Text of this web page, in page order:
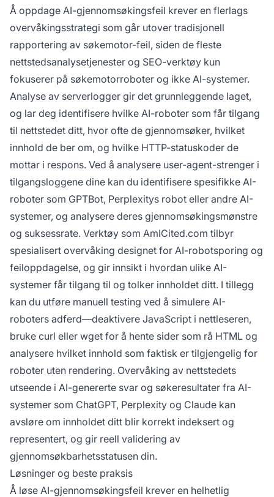
Å oppdage AI-gjennomsøkingsfeil krever en flerlags
overvåkingsstrategi som går utover tradisjonell
rapportering av søkemotor-feil, siden de fleste
nettstedsanalysetjenester og SEO-verktøy kun
fokuserer på søkemotorroboter og ikke AI-systemer.
Analyse av serverlogger gir det grunnleggende laget,
og lar deg identifisere hvilke AI-roboter som får tilgang
til nettstedet ditt, hvor ofte de gjennomsøker, hvilket
innhold de ber om, og hvilke HTTP-statuskoder de
mottar i respons. Ved å analysere user-agent-strenger i
tilgangsloggene dine kan du identifisere spesifikke AI-
roboter som GPTBot, Perplexitys robot eller andre AI-
systemer, og analysere deres gjennomsøkingsmønstre
og suksessrate. Verktøy som AmICited.com tilbyr
spesialisert overvåking designet for AI-robotsporing og
feiloppdagelse, og gir innsikt i hvordan ulike AI-
systemer får tilgang til og tolker innholdet ditt. I tillegg
kan du utføre manuell testing ved å simulere AI-
roboters adferd—deaktivere JavaScript i nettleseren,
bruke curl eller wget for å hente sider som rå HTML og
analysere hvilket innhold som faktisk er tilgjengelig for
roboter uten rendering. Overvåking av nettstedets
utseende i AI-genererte svar og søkeresultater fra AI-
systemer som ChatGPT, Perplexity og Claude kan
avsløre om innholdet ditt blir korrekt indeksert og
representert, og gir reell validering av
gjennomsøkbarhetsstatusen din.
Løsninger og beste praksis
Å løse AI-gjennomsøkingsfeil krever en helhetlig